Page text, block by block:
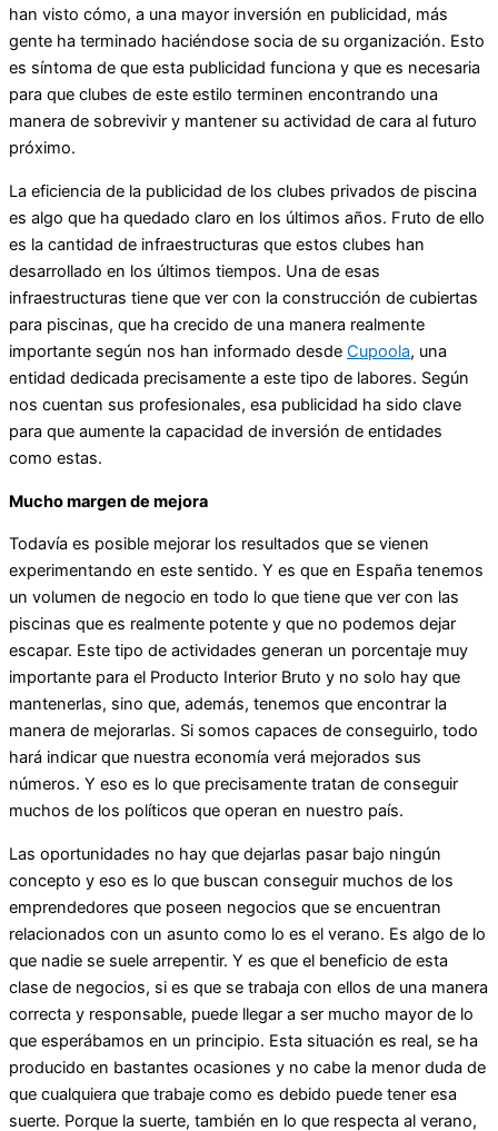
han visto cómo, a una mayor inversión en publicidad, más
gente ha terminado haciéndose socia de su organización. Esto
es síntoma de que esta publicidad funciona y que es necesaria
para que clubes de este estilo terminen encontrando una
manera de sobrevivir y mantener su actividad de cara al futuro
próximo.
La eficiencia de la publicidad de los clubes privados de piscina
es algo que ha quedado claro en los últimos años. Fruto de ello
es la cantidad de infraestructuras que estos clubes han
desarrollado en los últimos tiempos. Una de esas
infraestructuras tiene que ver con la construcción de cubiertas
para piscinas, que ha crecido de una manera realmente
importante según nos han informado desde Cupoola, una
entidad dedicada precisamente a este tipo de labores. Según
nos cuentan sus profesionales, esa publicidad ha sido clave
para que aumente la capacidad de inversión de entidades
como estas.
Mucho margen de mejora
Todavía es posible mejorar los resultados que se vienen
experimentando en este sentido. Y es que en España tenemos
un volumen de negocio en todo lo que tiene que ver con las
piscinas que es realmente potente y que no podemos dejar
escapar. Este tipo de actividades generan un porcentaje muy
importante para el Producto Interior Bruto y no solo hay que
mantenerlas, sino que, además, tenemos que encontrar la
manera de mejorarlas. Si somos capaces de conseguirlo, todo
hará indicar que nuestra economía verá mejorados sus
números. Y eso es lo que precisamente tratan de conseguir
muchos de los políticos que operan en nuestro país.
Las oportunidades no hay que dejarlas pasar bajo ningún
concepto y eso es lo que buscan conseguir muchos de los
emprendedores que poseen negocios que se encuentran
relacionados con un asunto como lo es el verano. Es algo de lo
que nadie se suele arrepentir. Y es que el beneficio de esta
clase de negocios, si es que se trabaja con ellos de una manera
correcta y responsable, puede llegar a ser mucho mayor de lo
que esperábamos en un principio. Esta situación es real, se ha
producido en bastantes ocasiones y no cabe la menor duda de
que cualquiera que trabaje como es debido puede tener esa
suerte. Porque la suerte, también en lo que respecta al verano,